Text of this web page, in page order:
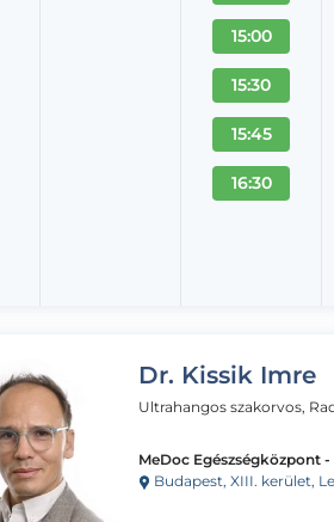
15:00
15:30
15:45
16:30
Dr. Kissik Imre
Ultrahangos szakorvos,
MeDoc Egészségközpont -
Budapest, XIII. kerület,